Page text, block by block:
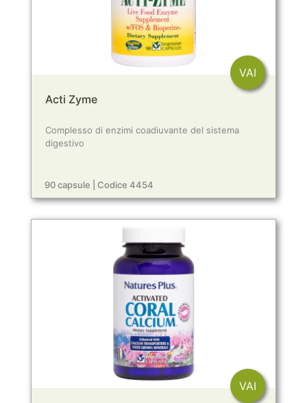
VAI
Acti Zyme
Complesso di enzimi coadiuvante del sistema
digestivo
90 capsule | Codice 4454
VAI